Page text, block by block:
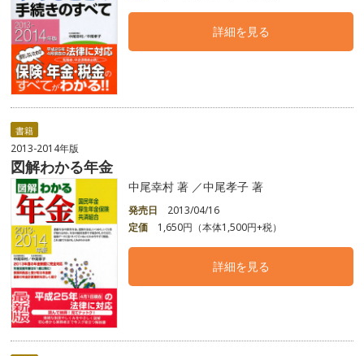
詳細を見る
書籍
2013-2014年版
図解わかる年金
中尾幸村 著 ／中尾孝子 著
発売日
2013/04/16
定価
1,650円（本体1,500円+税）
詳細を見る